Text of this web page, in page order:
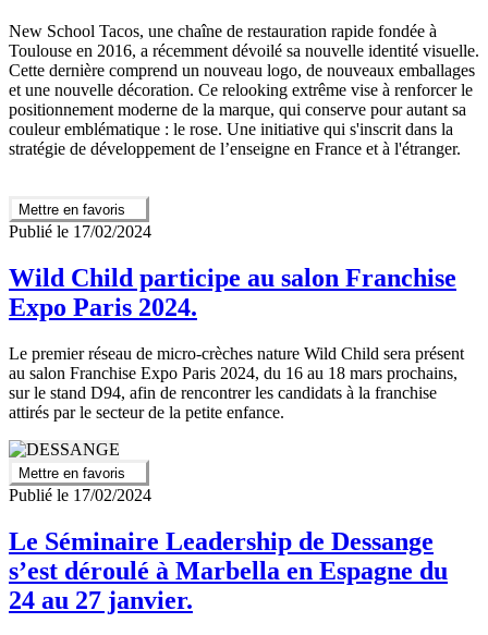
New School Tacos, une chaîne de restauration rapide fondée à
Toulouse en 2016, a récemment dévoilé sa nouvelle identité visuelle.
Cette dernière comprend un nouveau logo, de nouveaux emballages
et une nouvelle décoration. Ce relooking extrême vise à renforcer le
positionnement moderne de la marque, qui conserve pour autant sa
couleur emblématique : le rose. Une initiative qui s'inscrit dans la
stratégie de développement de l’enseigne en France et à l'étranger.
Mettre en favoris
Publié le 17/02/2024
Wild Child participe au salon Franchise
Expo Paris 2024.
Le premier réseau de micro-crèches nature Wild Child sera présent
au salon Franchise Expo Paris 2024, du 16 au 18 mars prochains,
sur le stand D94, afin de rencontrer les candidats à la franchise
attirés par le secteur de la petite enfance.
Mettre en favoris
Publié le 17/02/2024
Le Séminaire Leadership de Dessange
s’est déroulé à Marbella en Espagne du
24 au 27 janvier.